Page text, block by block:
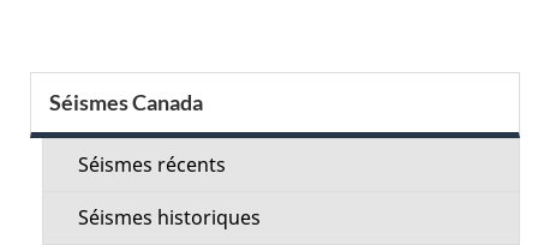
Menu
de
Séismes Canada
Séismes récents
Séismes historiques